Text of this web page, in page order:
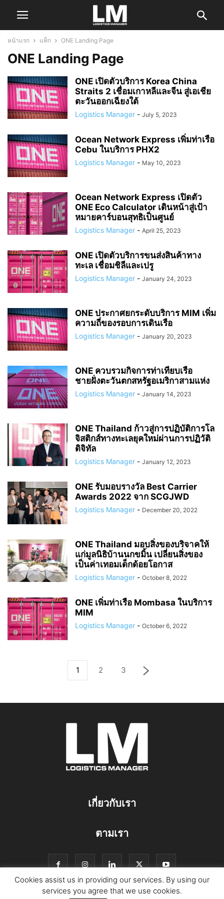
หน้าแรก แท็ก ONE Landing Page
ONE Landing Page
ONE เปิดตัวบริการ Korea China
Straits 2 เชื่อมเกาหลีและจีน สู่เอเชีย
ตะวันออกเฉียงใต้
Logistics Manager - July 5, 2023
Ocean Network Express เพิ่มท่าเรือ
Cebu ในบริการ PHX2
Logistics Manager - May 10, 2023
Ocean Network Express เปิดตัว
ONE Eco Calculator เดินหน้าสู่เป้า
หมายคาร์บอนสุทธิเป็นศูนย์
Logistics Manager - April 25, 2023
ONE เปิดตัวบริการขนส่งสินค้าทาง
ทะเล เชื่อมชิลีและเปรู
Logistics Manager - January 24, 2023
ONE ประกาศยกระดับบริการ MIM เพิ่ม
ความถี่ของรอบการเดินเรือ
Logistics Manager - January 20, 2023
ONE ควบรวมกิจการท่าเทียบเรือ
ชายฝั่งตะวันตกสหรัฐอเมริกาสามแห่ง
Logistics Manager - January 14, 2023
ONE Thailand ก้าวสู่การปฏิบัติการโล
จิสติกส์ทางทะเลยุคใหม่ผ่านการปฏิวัติ
ดิจิทัล
Logistics Manager - January 12, 2023
ONE รับมอบรางวัล Best Carrier
Awards 2022 จาก SCGJWD
Logistics Manager - December 20, 2022
ONE Thailand มอบสิ่งของบริจาคให้
แก่มูลนิธิบ้านนกขมิ้น เปลี่ยนสิ่งของ
เป็นค่าเทอมเด็กด้อยโอกาส
Logistics Manager - October 8, 2022
ONE เพิ่มท่าเรือ Mombasa ในบริการ
MIM
Logistics Manager - October 6, 2022
1 2 3
เกี่ยวกับเรา
ตามเรา
Cookies assist us in providing our services. By using our
services you agree that we use cookies.